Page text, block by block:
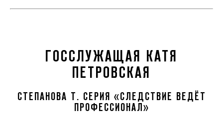
ГОССЛУЖАЩАЯ КАТЯ
ПЕТРОВСКАЯ
СТЕПАНОВА Т. СЕРИЯ «СЛЕДСТВИЕ ВЕДЁТ
ПРОФЕССИОНАЛ»